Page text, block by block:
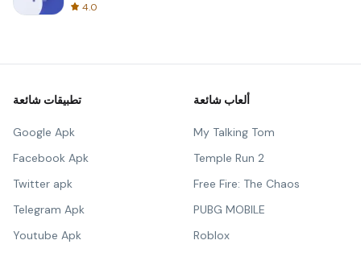
4.0
تطبيقات شائعة
Google Apk
Facebook Apk
Twitter apk
Telegram Apk
Youtube Apk
ألعاب شائعة
My Talking Tom
Temple Run 2
Free Fire: The Chaos
PUBG MOBILE
Roblox